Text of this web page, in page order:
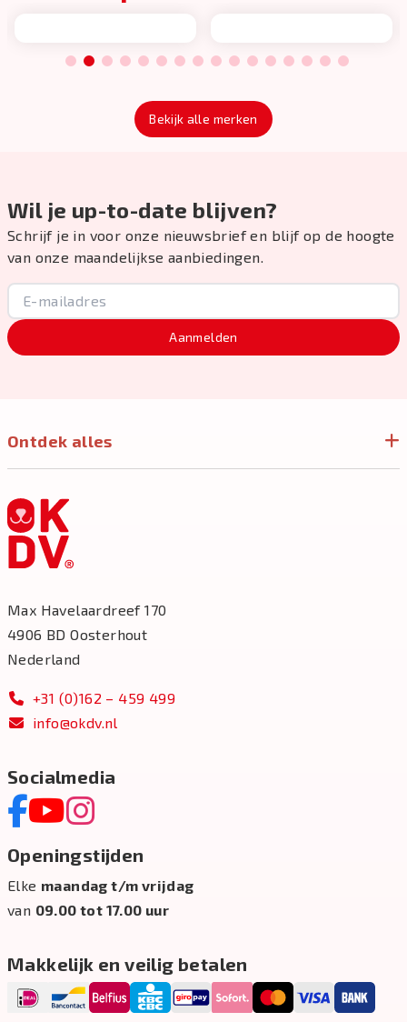
1 2 3 4 5 6 7 8 9 10 11 12 13 14 15 16
Bekijk alle merken
Wil je up-to-date blijven?
Schrijf je in voor onze nieuwsbrief en blijf op de hoogte
van onze maandelijkse aanbiedingen.
Aanmelden
Ontdek alles
Max Havelaardreef 170
4906 BD Oosterhout
Nederland
+31 (0)162 – 459 499
info@okdv.nl
Socialmedia
Openingstijden
Elke maandag t/m vrijdag
van 09.00 tot 17.00 uur
Makkelijk en veilig betalen